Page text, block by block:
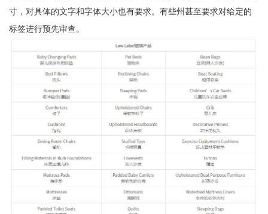
寸，对具体的文字和字体大小也有要求。有些州甚至要求对给定的
标签进行预先审查。